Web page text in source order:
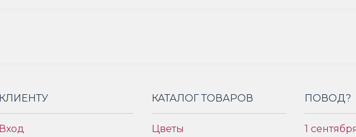
КЛИЕНТУ
Вход
КАТАЛОГ ТОВАРОВ
Цветы
ПОВОД?
1